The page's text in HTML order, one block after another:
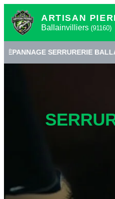
ARTISAN
Ballainvilliers (91160)
BALLAINVILLIERS